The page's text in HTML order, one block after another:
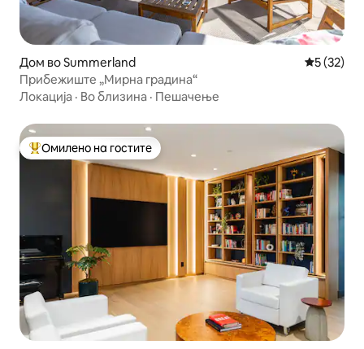
Дом во Summerland Просечна
5 (32)
Прибежиште „Мирна градина“
Локација · Во близина · Пешачење
Меѓу најуспешните „Омилени на гостите“
Омилено на гостите